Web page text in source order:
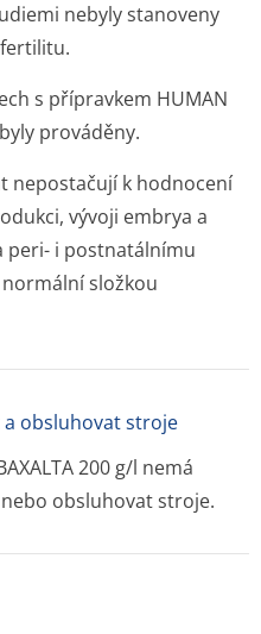
nebyly stanoveny
s přípravkem HUMAN
prováděny.
nepostačují k hodnocení
vývoji embrya a
peri- i postnatálnímu
složkou
obsluhovat stroje
200 g/l nemá
obsluhovat stroje.